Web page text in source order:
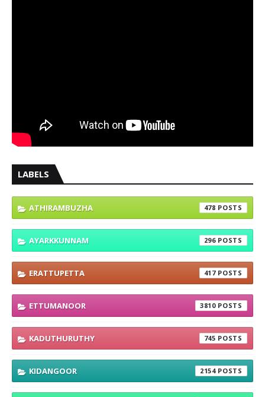
LABELS
ATHIRAMBUZHA 478
AYARKKUNNAM 296
ERATTUPETTA 417
ETTUMANOOR 3810
KADUTHURUTHY 745
KIDANGOOR 2154